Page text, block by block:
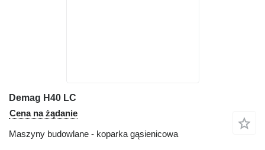
Demag H40 LC
Cena na żądanie
Maszyny budowlane - koparka gąsienicowa